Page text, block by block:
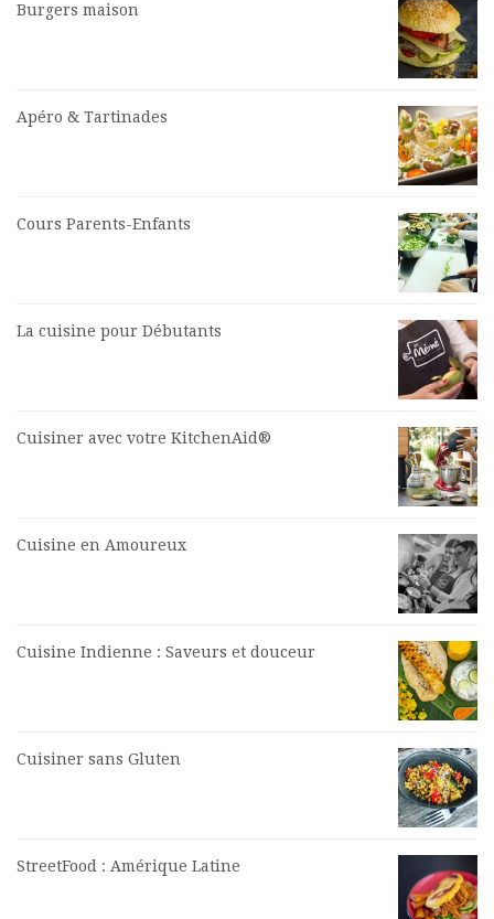
Burgers maison
Apéro & Tartinades
Cours Parents-Enfants
La cuisine pour Débutants
Cuisiner avec votre KitchenAid®
Cuisine en Amoureux
Cuisine Indienne : Saveurs et douceur
Cuisiner sans Gluten
StreetFood : Amérique Latine